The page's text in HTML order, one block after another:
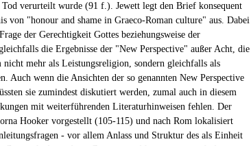
Tod verurteilt wurde (91 f.). Jewett legt den Brief konsequent
von "honour and shame in Graeco-Roman culture" aus. Dabei
der Gerechtigkeit Gottes beziehungsweise der
die Ergebnisse der "New Perspective" außer Acht, die
nicht mehr als Leistungsreligion, sondern gleichfalls als
Auch wenn die Ansichten der so genannten New Perspective
sie zumindest diskutiert werden, zumal auch in diesem
mit weiterführenden Literaturhinweisen fehlen. Der
Hooker vorgestellt (105-115) und nach Rom lokalisiert
- vor allem Anlass und Struktur des als Einheit